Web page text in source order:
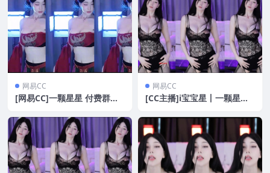
网易CC
[网易CC]一颗星星 付费群定
网易CC
[CC主播]i宝宝星丨一颗星星